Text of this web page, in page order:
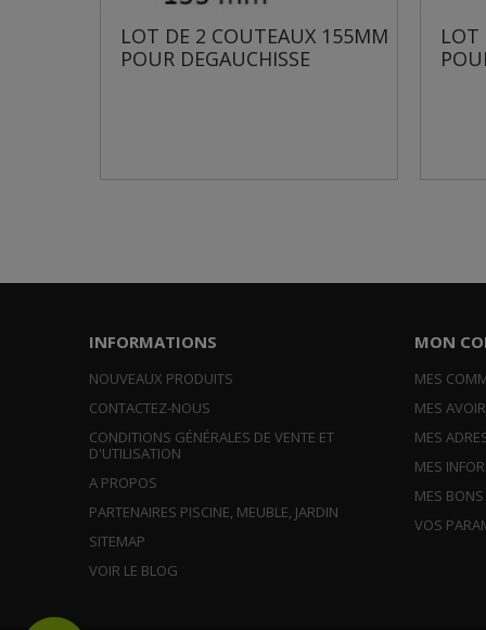
LOT DE 2 COUTEAUX 155MM
POUR DEGAUCHISSE
INFORMATIONS
NOUVEAUX PRODUITS
CONTACTEZ-NOUS
CONDITIONS GÉNÉRALES DE VENTE ET
D'UTILISATION
A PROPOS
PARTENAIRES PISCINE, MEUBLE, JARDIN
SITEMAP
VOIR LE BLOG
MON
MES
MES
MES
MES
MES
VOS